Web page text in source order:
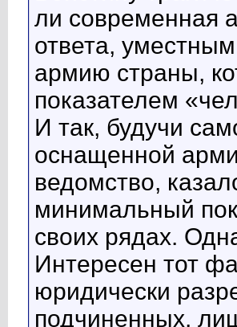
ли современная
ответа,
армию страны,
показателем
И так, будучи
оснащенной
ведомство,
минимальный
своих рядах.
Интересен тот
юридически
подчиненных,